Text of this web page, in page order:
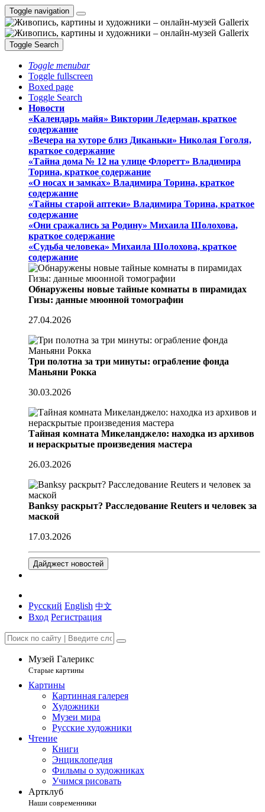
Toggle navigation
Toggle Search
Toggle menubar
Toggle fullscreen
Boxed page
Toggle Search
Новости
«Календарь майя» Виктории Ледерман, краткое
содержание
«Вечера на хуторе близ Диканьки» Николая Гоголя,
краткое содержание
«Тайна дома № 12 на улице Флоретт» Владимира
Торина, краткое содержание
«О носах и замка́х» Владимира Торина, краткое
содержание
«Тайны старой аптеки» Владимира Торина, краткое
содержание
«Они сражались за Родину» Михаила Шолохова,
краткое содержание
«Судьба человека» Михаила Шолохова, краткое
содержание
Обнаружены новые тайные комнаты в пирамидах
Гизы: данные мюонной томографии
27.04.2026
Три полотна за три минуты: ограбление фонда
Маньяни Рокка
30.03.2026
Тайная комната Микеланджело: находка из архивов
и нераскрытые произведения мастера
26.03.2026
Banksy раскрыт? Расследование Reuters и человек за
маской
17.03.2026
Дайджест новостей
Русский English 中文
Вход Регистрация
Музей Галерикс
Старые картины
Картины
Картинная галерея
Художники
Музеи мира
Русские художники
Чтение
Книги
Энциклопедия
Фильмы о художниках
Учимся рисовать
Артклуб
Наши современники